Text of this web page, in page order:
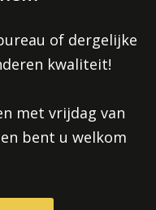
of dergelijke
kwaliteit!
met vrijdag van
bent u welkom